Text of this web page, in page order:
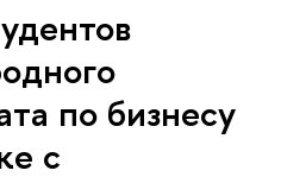
по бизнесу
с